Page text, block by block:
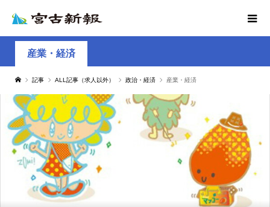
産業・経済
記事 ALL記事（求人以外） 政治・経済 産業・経済